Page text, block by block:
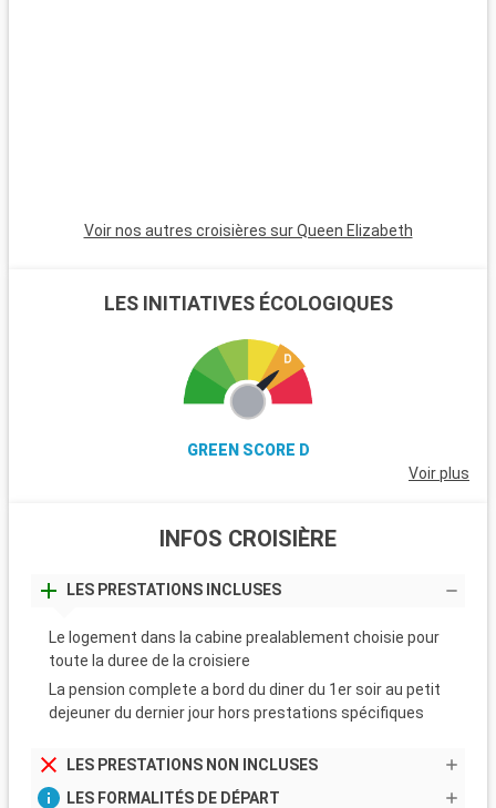
Voir nos autres croisières sur Queen Elizabeth
LES INITIATIVES ÉCOLOGIQUES
GREEN SCORE D
Voir plus
INFOS CROISIÈRE
LES PRESTATIONS INCLUSES
Le logement dans la cabine prealablement choisie pour
toute la duree de la croisiere
La pension complete a bord du diner du 1er soir au petit
dejeuner du dernier jour hors prestations spécifiques
LES PRESTATIONS NON INCLUSES
LES FORMALITÉS DE DÉPART